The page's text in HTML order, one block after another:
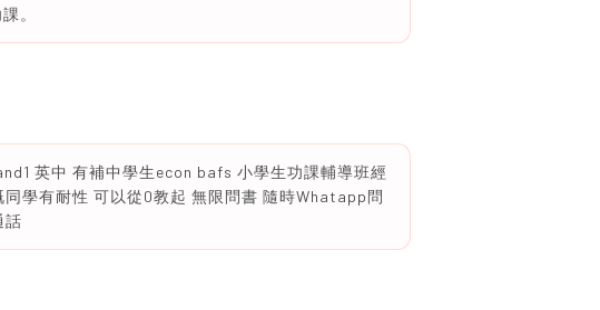
。
英中 有補中學生econ bafs 小學生功課輔導班經
學有耐性 可以從0教起 無限問書 隨時Whatapp問
話